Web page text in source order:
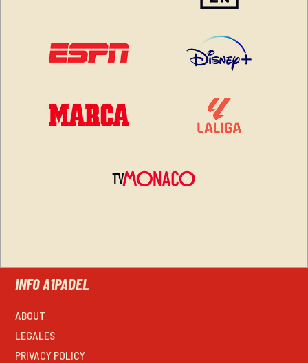
INFO A1PADEL
ABOUT
LEGALES
PRIVACY POLICY